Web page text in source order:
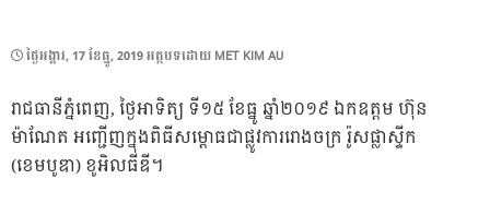
POSTED
ថ្ងៃ​អង្គារ, 17 ខែ​ធ្នូ, 2019អត្ថបទដោយ MET KIM AU
រាជធានីភ្នំពេញ, ថ្ងៃអាទិត្យ ទី១៥ ខែធ្នូ ឆ្នាំ២០១៩ ឯកឧត្តម ហ៊ុន
ម៉ាណែត អញ្ជើញក្នុងពិធីសម្ពោធជាផ្លូវការរោងចក្រ រ៉ូសផ្លាស្ទីក
(ខេមបូឌា) ខូអិលធីឌី។